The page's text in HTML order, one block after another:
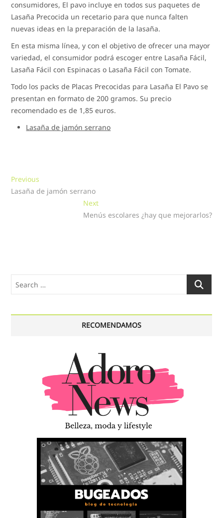
consumidores, El pavo incluye en todos sus paquetes de
Lasaña Precocida un recetario para que nunca falten
nuevas ideas en la preparación de la lasaña.
En esta misma línea, y con el objetivo de ofrecer una mayor
variedad, el consumidor podrá escoger entre Lasaña Fácil,
Lasaña Fácil con Espinacas o Lasaña Fácil con Tomate.
Todo los packs de Placas Precocidas para Lasaña El Pavo se
presentan en formato de 200 gramos. Su precio
recomendado es de 1,85 euros.
Lasaña de jamón serrano
Navegación
de
Previous
post:
Lasaña de jamón serrano
NextNext
post:
Menús escolares ¿hay que mejorarlos?
Search
…
RECOMENDAMOS